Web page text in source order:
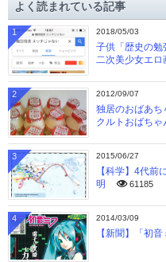
ブよく読まれている記事
2018/05/03
子供「歴史の
二次美少女エロ
1
2012/09/07
独居のおばあ
クルトおばちゃ
2
2015/06/27
【科学】4代前
明
61185
3
2014/03/09
【新聞】「初
4